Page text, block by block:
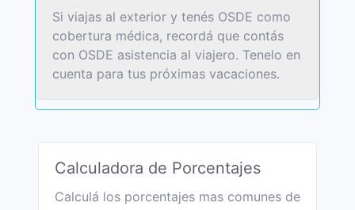
Si viajas al exterior y tenés OSDE como
cobertura médica, recordá que contás
con OSDE asistencia al viajero. Tenelo en
cuenta para tus próximas vacaciones.
Calculadora de Porcentajes
Calculá los porcentajes mas comunes de